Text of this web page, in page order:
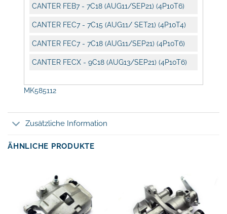
CANTER FEB7 - 7C18 (AUG11/SEP21) (4P10T6)
CANTER FEC7 - 7C15 (AUG11/ SET21) (4P10T4)
CANTER FEC7 - 7C18 (AUG11/SEP21) (4P10T6)
CANTER FECX - 9C18 (AUG13/SEP21) (4P10T6)
MK585112
Zusätzliche Information
ÄHNLICHE PRODUKTE